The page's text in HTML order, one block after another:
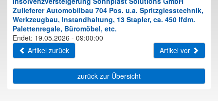
Zulieferer Automobilbau 704 Pos. u.a. Spritzgiesstechnik,
Werkzeugbau, Instandhaltung, 13 Stapler, ca. 450 lfdm.
Palettenregale, Büromöbel, etc.
Endet: 19.05.2026 - 09:00:00
Artikel zurück
Artikel vor
zurück zur Übersicht